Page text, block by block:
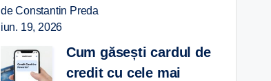
de Constantin Preda
iun. 19, 2026
Cum găsești cardul de
credit cu cele mai